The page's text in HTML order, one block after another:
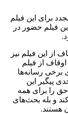
برای این فیلم
فیلم حضور در
از این فیلم نیز
از فیلم
رسانه‌ها
پیگیر این
را برای همه
و بله بحث‌های
هستند.